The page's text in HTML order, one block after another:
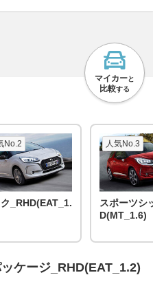
マイカーと
比較する
No.2
_RHD(EAT_1.
人気No.3
スポーツシ
D(MT_1.6)
ケージ_RHD(EAT_1.2)